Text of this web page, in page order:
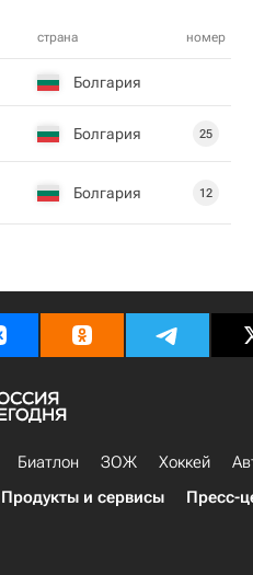
страна номер
Болгария
Болгария 25
Болгария 12
Биатлон ЗОЖ Хоккей
Продукты и сервисы Пресс-